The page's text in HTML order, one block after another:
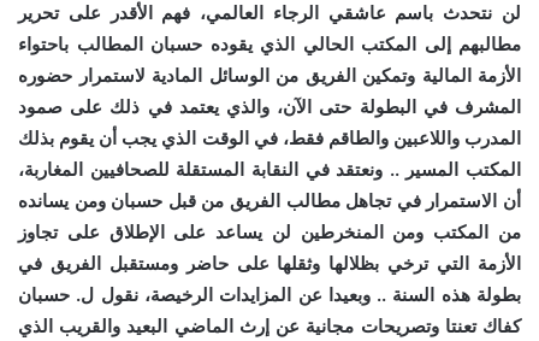
لن نتحدث باسم عاشقي الرجاء العالمي، فهم الأقدر على تحرير
مطالبهم إلى المكتب الحالي الذي يقوده حسبان المطالب باحتواء
الأزمة المالية وتمكين الفريق من الوسائل المادية لاستمرار حضوره
المشرف في البطولة حتى الآن، والذي يعتمد في ذلك على صمود
المدرب واللاعبين والطاقم فقط، في الوقت الذي يجب أن يقوم بذلك
المكتب المسير .. ونعتقد في النقابة المستقلة للصحافيين المغاربة،
أن الاستمرار في تجاهل مطالب الفريق من قبل حسبان ومن يسانده
من المكتب ومن المنخرطين لن يساعد على الإطلاق على تجاوز
الأزمة التي ترخي بظلالها وثقلها على حاضر ومستقبل الفريق في
بطولة هذه السنة .. وبعيدا عن المزايدات الرخيصة، نقول ل. حسبان
كفاك تعنتا وتصريحات مجانية عن إرث الماضي البعيد والقريب الذي